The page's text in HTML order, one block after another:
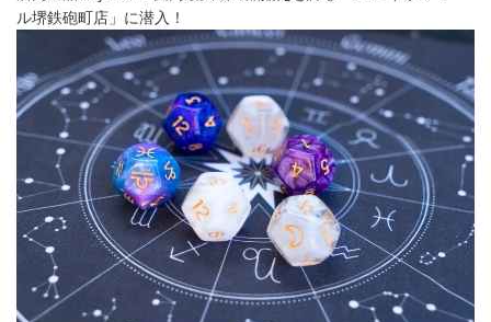
ル堺鉄砲町店」に潜入！